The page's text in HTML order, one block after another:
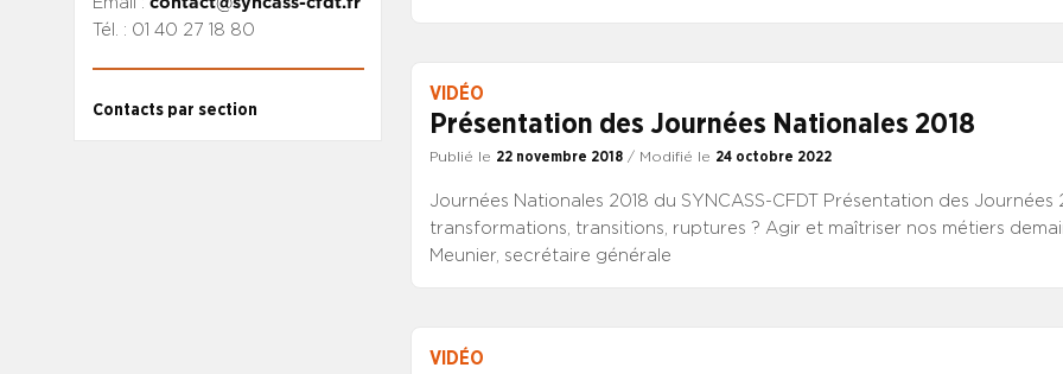
Tél. : 01 40 27 18 80
Contacts par section
mesures de ralentissement de la dépense.
VIDÉO
Présentation des Journées Nationales 2018
Publié le 22 novembre 2018 / Modifié le 24 octobre 2022
Journées Nationales 2018 du SYNCASS-CFDT Présentation des Journées
transformations, transitions, ruptures ? Agir et maîtriser nos métiers
Meunier, secrétaire générale
VIDÉO